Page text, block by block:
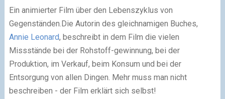
Ein animierter Film über den Lebenszyklus von
Gegenständen.Die Autorin des gleichnamigen Buches,
Annie Leonard, beschreibt in dem Film die vielen
Missstände bei der Rohstoff-gewinnung, bei der
Produktion, im Verkauf, beim Konsum und bei der
Entsorgung von allen Dingen. Mehr muss man nicht
beschreiben - der Film erklärt sich selbst!